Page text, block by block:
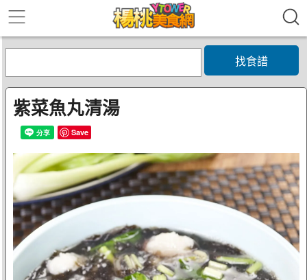
找食譜
紫菜魚丸清湯
Save